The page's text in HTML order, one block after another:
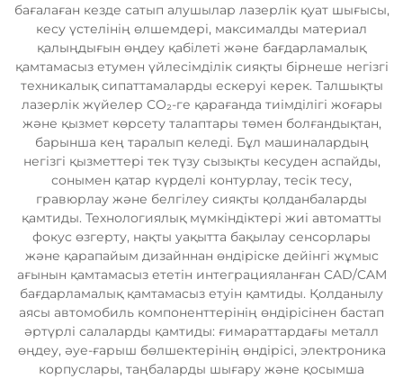
бағалаған кезде сатып алушылар лазерлік қуат шығысы,
кесу үстелінің өлшемдері, максималды материал
қалыңдығын өңдеу қабілеті және бағдарламалық
қамтамасыз етумен үйлесімділік сияқты бірнеше негізгі
техникалық сипаттамаларды ескеруі керек. Талшықты
лазерлік жүйелер CO₂-ге қарағанда тиімділігі жоғары
және қызмет көрсету талаптары төмен болғандықтан,
барынша кең таралып келеді. Бұл машиналардың
негізгі қызметтері тек түзу сызықты кесуден аспайды,
сонымен қатар күрделі контурлау, тесік тесу,
гравюрлау және белгілеу сияқты қолданбаларды
қамтиды. Технологиялық мүмкіндіктері жиі автоматты
фокус өзгерту, нақты уақытта бақылау сенсорлары
және қарапайым дизайннан өндіріске дейінгі жұмыс
ағынын қамтамасыз ететін интеграцияланған CAD/CAM
бағдарламалық қамтамасыз етуін қамтиды. Қолданылу
аясы автомобиль компоненттерінің өндірісінен бастап
әртүрлі салаларды қамтиды: ғимараттардағы металл
өңдеу, әуе-ғарыш бөлшектерінің өндірісі, электроника
корпуслары, таңбаларды шығару және қосымша